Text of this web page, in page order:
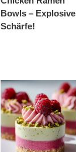
Bowls – Explosive
Schärfe!